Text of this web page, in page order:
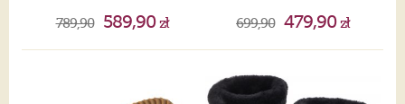
789,90 589,90zł 699,90 479,90zł